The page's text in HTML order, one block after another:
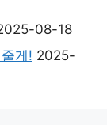
08-18
게! 2025-